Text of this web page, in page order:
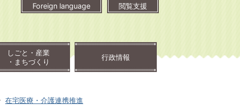
Foreign language 閲覧支援
しごと・産業
・まちづくり
行政情報
在宅医療・介護連携推進